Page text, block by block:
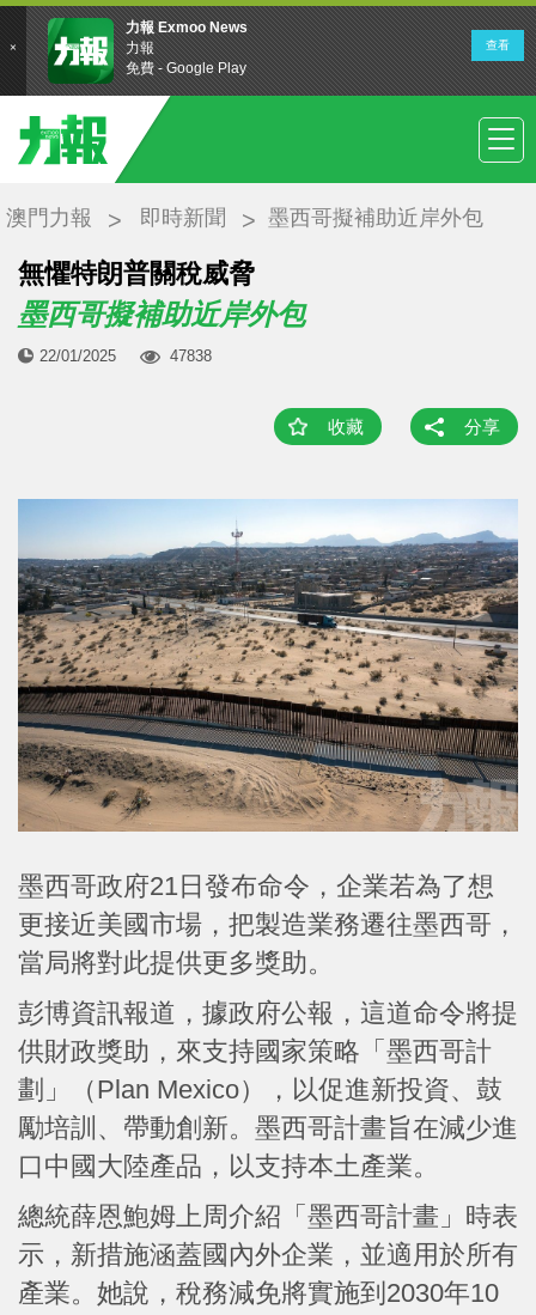
澳門力報 即時新聞 墨西哥擬補助近岸外包
​無懼特朗普關稅威脅
墨西哥擬補助近岸外包
22/01/2025 47838
收藏 分享
墨西哥政府21日發布命令，企業若為了想
更接近美國市場，把製造業務遷往墨西哥，
當局將對此提供更多獎助。
彭博資訊報道，據政府公報，這道命令將提
供財政獎助，來支持國家策略「墨西哥計
劃」（Plan Mexico），以促進新投資、鼓
勵培訓、帶動創新。墨西哥計畫旨在減少進
口中國大陸產品，以支持本土產業。
總統薛恩鮑姆上周介紹「墨西哥計畫」時表
示，新措施涵蓋國內外企業，並適用於所有
產業。她說，稅務減免將實施到2030年10